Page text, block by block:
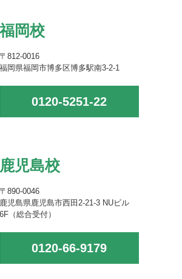
福岡校
〒812-0016
福岡県福岡市博多区博多駅南3-2-1
0120-5251-22
鹿児島校
〒890-0046
鹿児島県鹿児島市西田2-21-3 NUビル
6F（総合受付）
0120-66-9179